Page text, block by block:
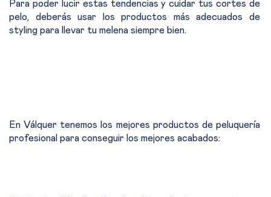
Para poder lucir estas tendencias y cuidar tus cortes de
pelo, deberás usar los productos más adecuados de
styling para llevar tu melena siempre bien.
En Válquer tenemos los mejores productos de peluquería
profesional para conseguir los mejores acabados: